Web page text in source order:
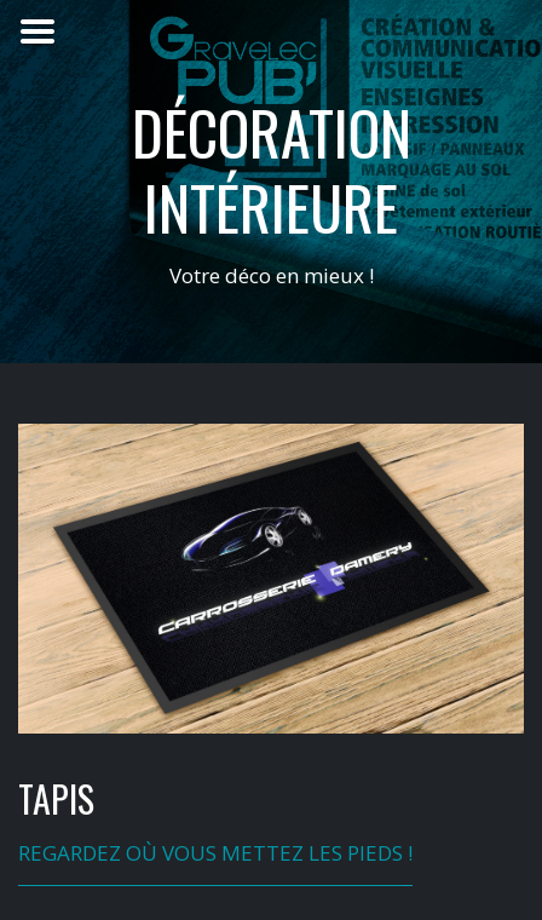
DÉCORATION
INTÉRIEURE
Votredécoenmieux!
TAPIS
REGARDEZ OÙ VOUS METTEZ LES PIEDS !